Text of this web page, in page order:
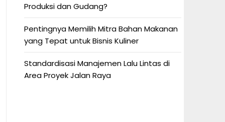
Produksi dan Gudang?
Pentingnya Memilih Mitra Bahan Makanan
yang Tepat untuk Bisnis Kuliner
Standardisasi Manajemen Lalu Lintas di
Area Proyek Jalan Raya